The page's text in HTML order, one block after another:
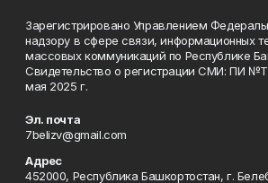
Зарегистрировано Управлением
надзору в сфере связи, информационных
массовых коммуникаций по Республике
Свидетельство о регистрации СМИ: ПИ
мая 2025 г.
Эл. почта
7belizv@gmail.com
Адрес
452000, Республика Башкортостан, г.